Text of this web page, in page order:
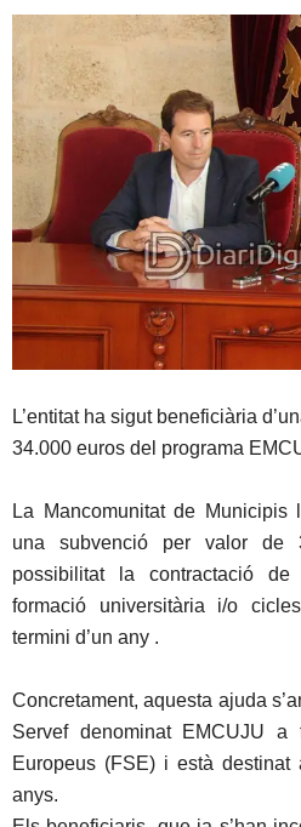
L’entitat ha sigut beneficiària
34.000 euros del programa
La Mancomunitat de Municipis
una subvenció per valor de
possibilitat la contractació
formació universitària i/o
termini d’un any .
Concretament, aquesta ajuda
Servef denominat EMCUJU
Europeus (FSE) i està
anys.